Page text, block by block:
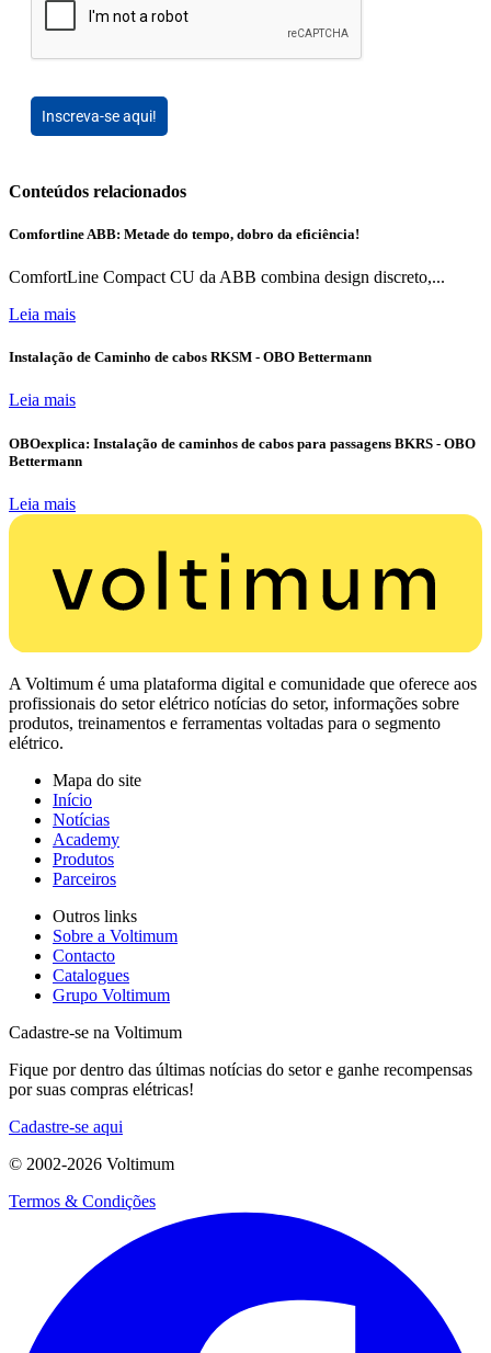
Inscreva-se aqui!
Conteúdos relacionados
Comfortline ABB: Metade do tempo, dobro da eficiência!
ComfortLine Compact CU da ABB combina design discreto,...
Leia mais
Instalação de Caminho de cabos RKSM - OBO Bettermann
Leia mais
OBOexplica: Instalação de caminhos de cabos para passagens BKRS - OBO
Bettermann
Leia mais
A Voltimum é uma plataforma digital e comunidade que oferece aos
profissionais do setor elétrico notícias do setor, informações sobre
produtos, treinamentos e ferramentas voltadas para o segmento
elétrico.
Mapa do site
Início
Notícias
Academy
Produtos
Parceiros
Outros links
Sobre a Voltimum
Contacto
Catalogues
Grupo Voltimum
Cadastre-se na Voltimum
Fique por dentro das últimas notícias do setor e ganhe recompensas
por suas compras elétricas!
Cadastre-se aqui
© 2002-2026 Voltimum
Termos & Condições